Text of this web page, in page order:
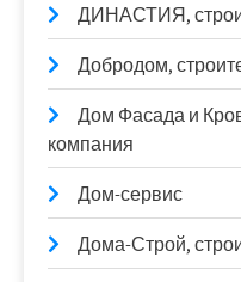
ДИНАСТИЯ,
Добродом,
Дом Фасада и
компания
Дом-сервис
Дома-Строй,